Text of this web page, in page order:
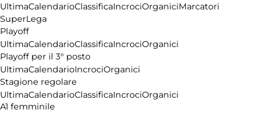
UltimaCalendarioClassificaIncrociOrganiciMarcatori
SuperLega
Playoff
UltimaCalendarioClassificaIncrociOrganici
Playoff per il 3° posto
UltimaCalendarioIncrociOrganici
Stagione regolare
UltimaCalendarioClassificaIncrociOrganici
A1 femminile